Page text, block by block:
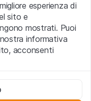
negli Stati Uniti
forme societarie
legali
il “Sito”) si dichiara
di utilizzo ivi rese
esperienza di
sito e
mostrati. Puoi
informativa
acconsenti
del sito